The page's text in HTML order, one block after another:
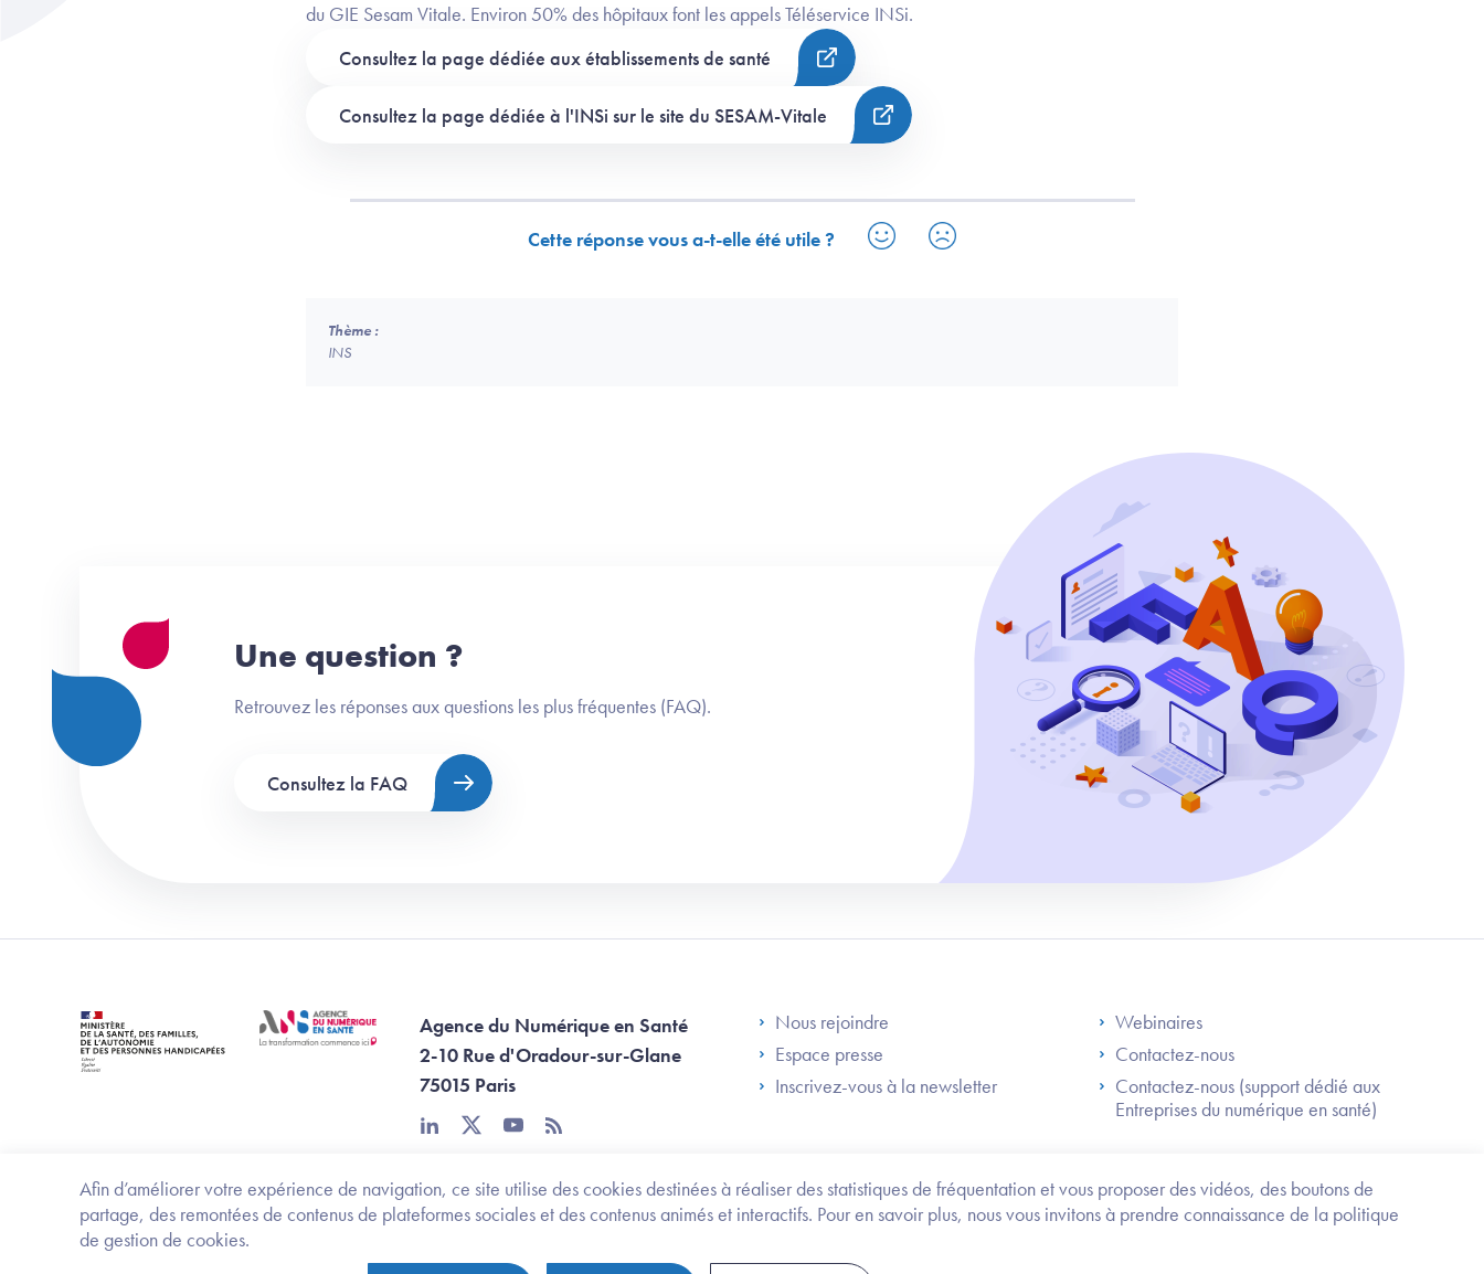
Afin d’améliorer votre expérience de navigation, ce site utilise des cookies destinées à réaliser des statistiques de fréquentation et vous proposer des vidéos, des boutons de
partage, des remontées de contenus de plateformes sociales et des contenus animés et interactifs. Pour en savoir plus, nous vous invitons à prendre connaissance de la politique
de gestion de cookies.
Trouvez
du GIE Sesam Vitale. Environ 50% des hôpitaux font les appels Téléservice INSi.
Consultez la page dédiée aux établissements de santé
Consultez la page dédiée à l'INSi sur le site du SESAM-Vitale
Cette réponse vous a-t-elle été utile ?
Thème :
INS
Une question ?
Retrouvez les réponses aux questions les plus fréquentes (FAQ).
Consultez la FAQ
Agence du Numérique en Santé
2-10 Rue d'Oradour-sur-Glane
75015 Paris
linkedintwitteryoutube
rss
Footer Left ANS
Nous rejoindre
Espace presse
Inscrivez-vous à la newsletter
Footer Right ANS
Webinaires
Contactez-nous
Contactez-nous (support dédié aux
Entreprises du numérique en santé)